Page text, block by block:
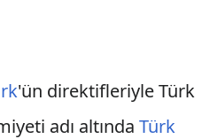
'ün direktifleriyle Türk
adı altında Türk